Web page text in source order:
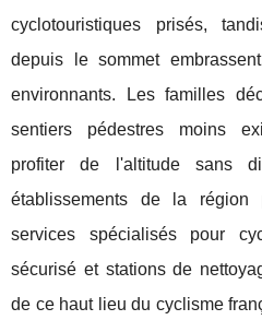
cyclotouristiques prisés,
depuis le sommet
environnants. Les familles
sentiers pédestres moins
profiter de l'altitude sans
établissements de la région
services spécialisés pour
sécurisé et stations de
de ce haut lieu du cyclisme